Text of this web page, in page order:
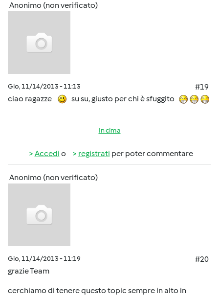
Anonimo (non verificato)
Gio, 11/14/2013 - 11:13
#19
ciao ragazze
su su, giusto per chi è sfuggito
In cima
Accedi o registrati per poter commentare
Anonimo (non verificato)
Gio, 11/14/2013 - 11:19
#20
grazie Team
cerchiamo di tenere questo topic sempre in alto in